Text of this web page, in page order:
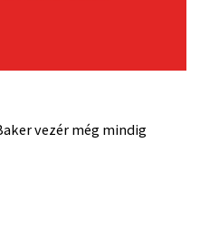
vezér még mindig